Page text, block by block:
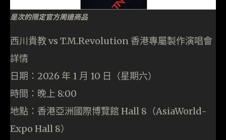
是次的限定官方周邊商品
西川貴教 vs T.M.Revolution 香港專屬製作演唱會
詳情
日期：2026 年 1 月 10 日（星期六）
時間：晚上 8:00
地點：香港亞洲國際博覽館 Hall 8（AsiaWorld-
Expo Hall 8）